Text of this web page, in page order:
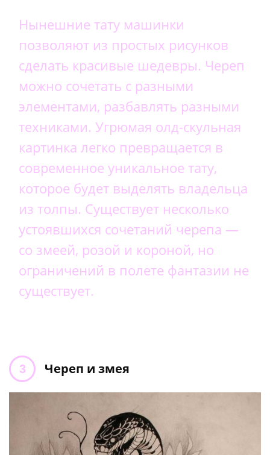
Нынешние тату машинки
позволяют из простых рисунков
сделать красивые шедевры. Череп
можно сочетать с разными
элементами, разбавлять разными
техниками. Угрюмая олд-скульная
картинка легко превращается в
современное уникальное тату,
которое будет выделять владельца
из толпы. Существует несколько
устоявшихся сочетаний черепа —
со змеей, розой и короной, но
ограничений в полете фантазии не
существует.
Череп и змея